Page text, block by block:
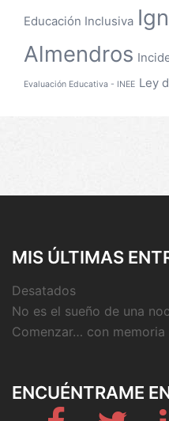
Educación Inclusiva
Almendros
Evaluación Educativa - INEE Ley
MIS ÚLTIMAS
Desatados
No es el sueño de una
Comenzar… con memoria
ENCUÉNTRAME
Fb Twitter